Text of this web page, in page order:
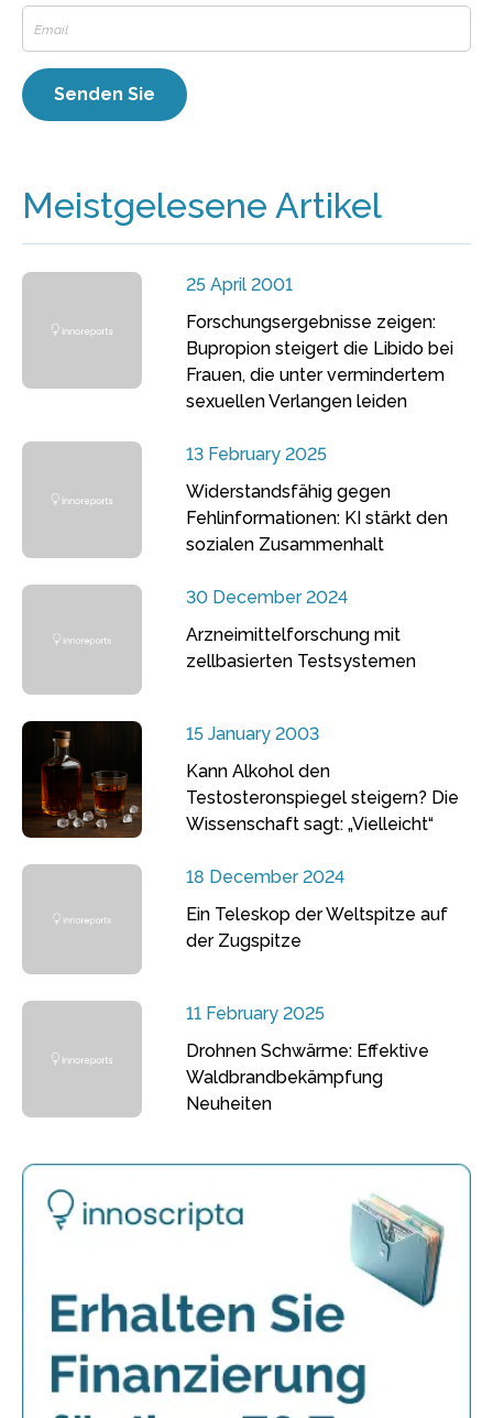
Meistgelesene Artikel
25 April 2001
Forschungsergebnisse zeigen:
Bupropion steigert die Libido bei
Frauen, die unter vermindertem
sexuellen Verlangen leiden
13 February 2025
Widerstandsfähig gegen
Fehlinformationen: KI stärkt den
sozialen Zusammenhalt
30 December 2024
Arzneimittelforschung mit
zellbasierten Testsystemen
15 January 2003
Kann Alkohol den
Testosteronspiegel steigern? Die
Wissenschaft sagt: „Vielleicht“
18 December 2024
Ein Teleskop der Weltspitze auf
der Zugspitze
11 February 2025
Drohnen Schwärme: Effektive
Waldbrandbekämpfung
Neuheiten